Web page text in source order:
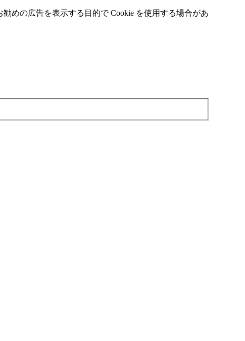
めの広告を表⽰する⽬的で Cookie を使⽤する場合があ